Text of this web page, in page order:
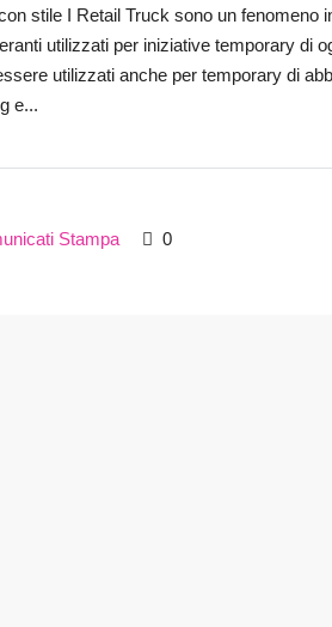
stile I Retail Truck sono un fenomeno
utilizzati per iniziative temporary di
utilizzati anche per temporary di
e...
Stampa 0